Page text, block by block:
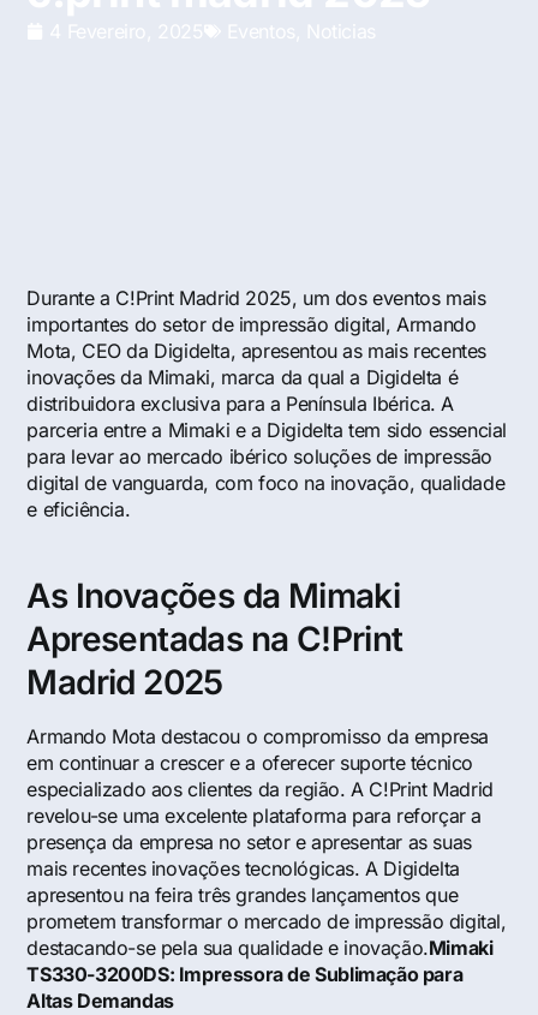
4 Fevereiro, 2025 Eventos Noticias
Durante a C!Print Madrid 2025, um dos eventos mais
importantes do setor de impressão digital, Armando
Mota, CEO da Digidelta, apresentou as mais recentes
inovações da Mimaki, marca da qual a Digidelta é
distribuidora exclusiva para a Península Ibérica. A
parceria entre a Mimaki e a Digidelta tem sido essencial
para levar ao mercado ibérico soluções de impressão
digital de vanguarda, com foco na inovação, qualidade
e eficiência.
As Inovações da Mimaki
Apresentadas na C!Print
Madrid 2025
Armando Mota destacou o compromisso da empresa
em continuar a crescer e a oferecer suporte técnico
especializado aos clientes da região. A C!Print Madrid
revelou-se uma excelente plataforma para reforçar a
presença da empresa no setor e apresentar as suas
mais recentes inovações tecnológicas. A Digidelta
apresentou na feira três grandes lançamentos que
prometem transformar o mercado de impressão digital,
destacando-se pela sua qualidade e inovação.Mimaki
TS330-3200DS: Impressora de Sublimação para
Altas Demandas